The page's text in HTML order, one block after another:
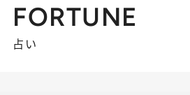
FORTUNE
占い